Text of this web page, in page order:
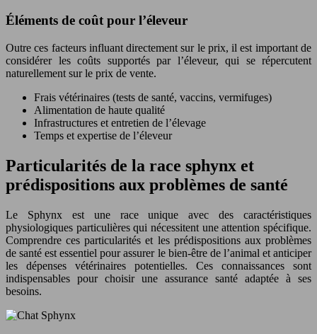
Éléments de coût pour l’éleveur
Outre ces facteurs influant directement sur le prix, il est important de
considérer les coûts supportés par l’éleveur, qui se répercutent
naturellement sur le prix de vente.
Frais vétérinaires (tests de santé, vaccins, vermifuges)
Alimentation de haute qualité
Infrastructures et entretien de l’élevage
Temps et expertise de l’éleveur
Particularités de la race sphynx et
prédispositions aux problèmes de santé
Le Sphynx est une race unique avec des caractéristiques
physiologiques particulières qui nécessitent une attention spécifique.
Comprendre ces particularités et les prédispositions aux problèmes
de santé est essentiel pour assurer le bien-être de l’animal et anticiper
les dépenses vétérinaires potentielles. Ces connaissances sont
indispensables pour choisir une assurance santé adaptée à ses
besoins.